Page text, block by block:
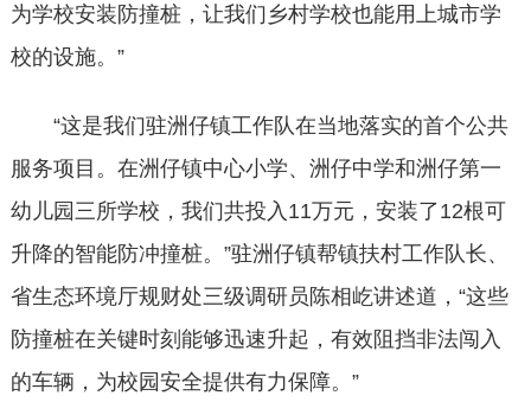
为学校安装防撞桩，让我们乡村学校也能用上城市学
校的设施。”
“这是我们驻洲仔镇工作队在当地落实的首个公共
服务项目。在洲仔镇中心小学、洲仔中学和洲仔第一
幼儿园三所学校，我们共投入11万元，安装了12根可
升降的智能防冲撞桩。”驻洲仔镇帮镇扶村工作队长、
省生态环境厅规财处三级调研员陈相屹讲述道，“这些
防撞桩在关键时刻能够迅速升起，有效阻挡非法闯入
的车辆，为校园安全提供有力保障。”